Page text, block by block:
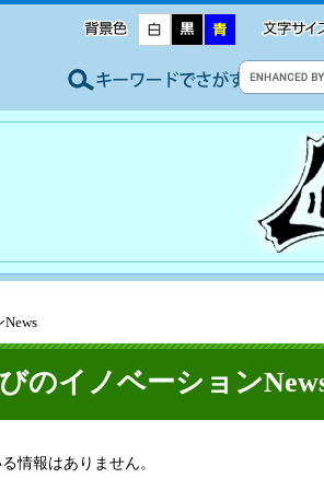
のイノベーション
情報はありません。